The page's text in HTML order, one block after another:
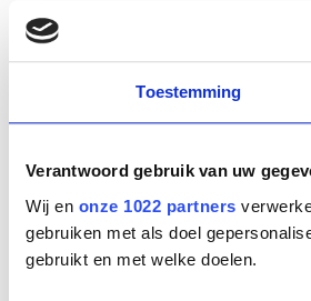
Toestemming
Verantwoord gebruik van uw
Wij en onze 1022 partners
gebruiken met als doel
gebruikt en met welke doelen.